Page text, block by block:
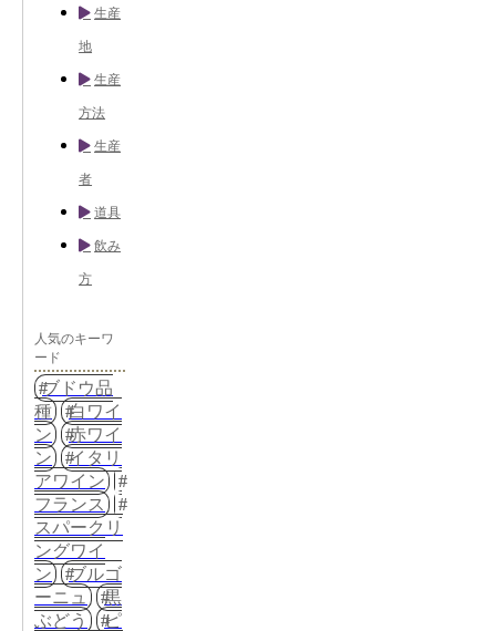
生産
地
生産
方法
生産
者
道具
飲み
方
人気のキーワ
ード
ブドウ品
種
白ワイ
ン
赤ワイ
ン
イタリ
アワイン
フランス
スパークリ
ングワイ
ン
ブルゴ
ーニュ
黒
ぶどう
ピ